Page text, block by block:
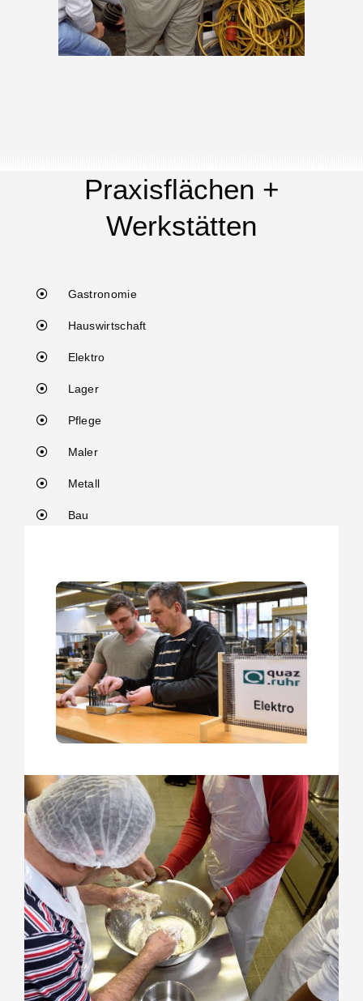
Praxisflächen +
Werkstätten
Gastronomie
Hauswirtschaft
Elektro
Lager
Pflege
Maler
Metall
Bau